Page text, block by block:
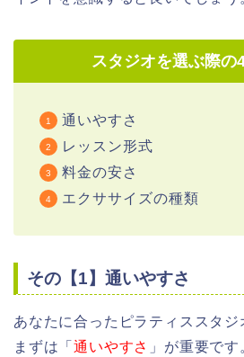
スタジオを選ぶ際の
通いやすさ
レッスン形式
料金の安さ
エクササイズの種類
その【1】通いやすさ
あなたに合ったピラティススタジ
まずは「通いやすさ 」が重要です